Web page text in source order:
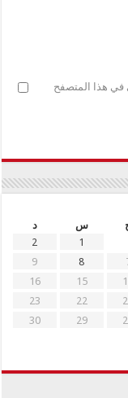
في هذا المتصفح
س
د
1
2
8
9
15
16
22
23
29
30